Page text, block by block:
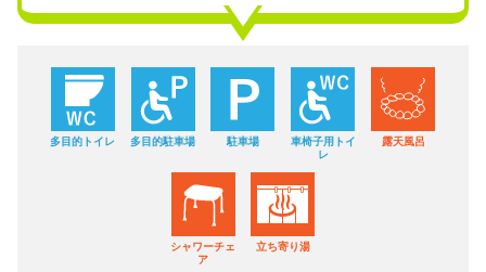
多目的トイレ 多目的駐車場 駐車場
車椅子用トイ
レ
露天風呂
シャワーチェ
ア
立ち寄り湯